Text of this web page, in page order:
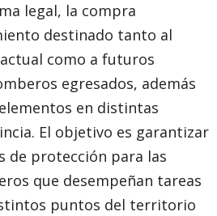
legal, la compra
destinado tanto al
como a futuros
egresados, además
en distintas
El objetivo es garantizar
de protección para las
que desempeñan tareas
puntos del territorio